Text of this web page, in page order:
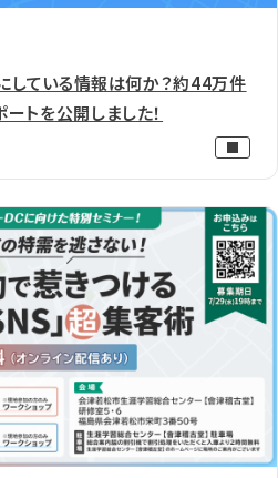
している情報は何か？約44万件
トを公開しました！